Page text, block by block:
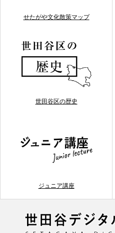
せたがや文化散策マップ
世田谷区の歴史
ジュニア講座